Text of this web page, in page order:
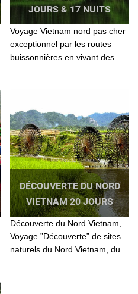
JOURS & 17 NUITS
Voyage Vietnam nord pas cher
exceptionnel par les routes
buissonnières en vivant des
DÉCOUVERTE DU NORD
VIETNAM 20 JOURS
Découverte du Nord Vietnam,
Voyage ”Découverte” de sites
naturels du Nord Vietnam, du